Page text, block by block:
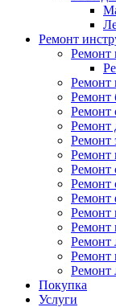
Ремонт
Ремонт
Ремонт
Ремонт
Ремонт
Ремонт
Ремонт
Ремонт
Ремонт
Ремонт
Ремонт
Ремонт
Ремонт
Ремонт
Покупка
Услуги